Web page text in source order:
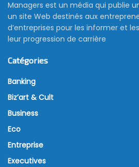
Managers est un média qui publie
un site Web destinés aux
d’entreprises pour les informer et
leur progression de carrière
Catégories
Banking
Biz’art & Cult
Business
Eco
Entreprise
Executives